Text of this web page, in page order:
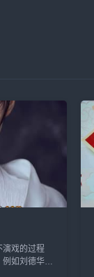
演戏的过程
例如刘德华我